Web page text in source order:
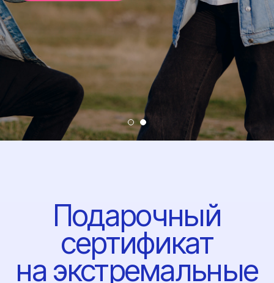
AFF — это ускоренный курс, который
Курс Aff: Стань
Независимым
Парашютистом
Курс разделен на 8 уровней,
каждый из которых — это практический
прыжок под присмотром инструкторов,
ваша личная страховка в небе.